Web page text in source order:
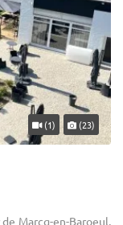
(1) (23)
Marcq-en-Baroeul,